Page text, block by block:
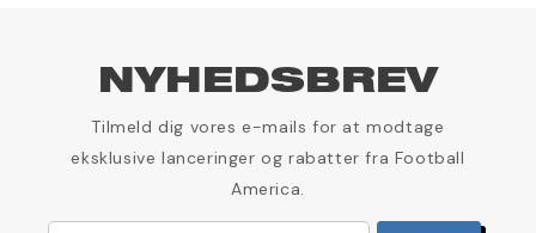
NYHEDSBREV
Tilmeld dig vores e-mails for at modtage
eksklusive lanceringer og rabatter fra Football
America.